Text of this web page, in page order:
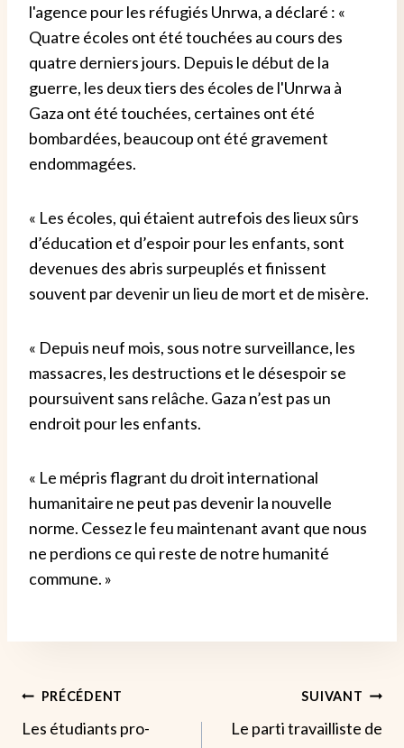
l'agence pour les réfugiés Unrwa, a déclaré : «
Quatre écoles ont été touchées au cours des
quatre derniers jours. Depuis le début de la
guerre, les deux tiers des écoles de l'Unrwa à
Gaza ont été touchées, certaines ont été
bombardées, beaucoup ont été gravement
endommagées.
« Les écoles, qui étaient autrefois des lieux sûrs
d’éducation et d’espoir pour les enfants, sont
devenues des abris surpeuplés et finissent
souvent par devenir un lieu de mort et de misère.
« Depuis neuf mois, sous notre surveillance, les
massacres, les destructions et le désespoir se
poursuivent sans relâche. Gaza n’est pas un
endroit pour les enfants.
« Le mépris flagrant du droit international
humanitaire ne peut pas devenir la nouvelle
norme. Cessez le feu maintenant avant que nous
ne perdions ce qui reste de notre humanité
commune. »
Navigation
De
PRÉCÉDENT
Les étudiants pro-
SUIVANT
Le parti travailliste de